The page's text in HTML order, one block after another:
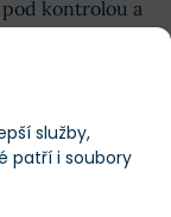
služby,
patří i soubory
kontrolou a
proto, že